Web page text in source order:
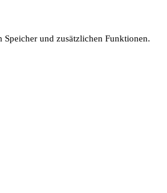
und zusätzlichen Funktionen.
verarbeitet. Ein Datenaustausch
von Krankenkasse oder